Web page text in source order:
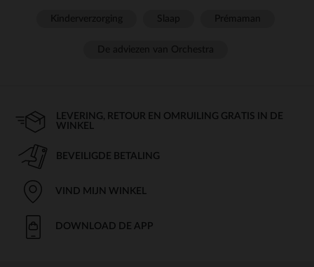
LEVERING, RETOUR EN OMRUILING GRATIS IN DE
WINKEL
BEVEILIGDE BETALING
VIND MIJN WINKEL
DOWNLOAD DE APP